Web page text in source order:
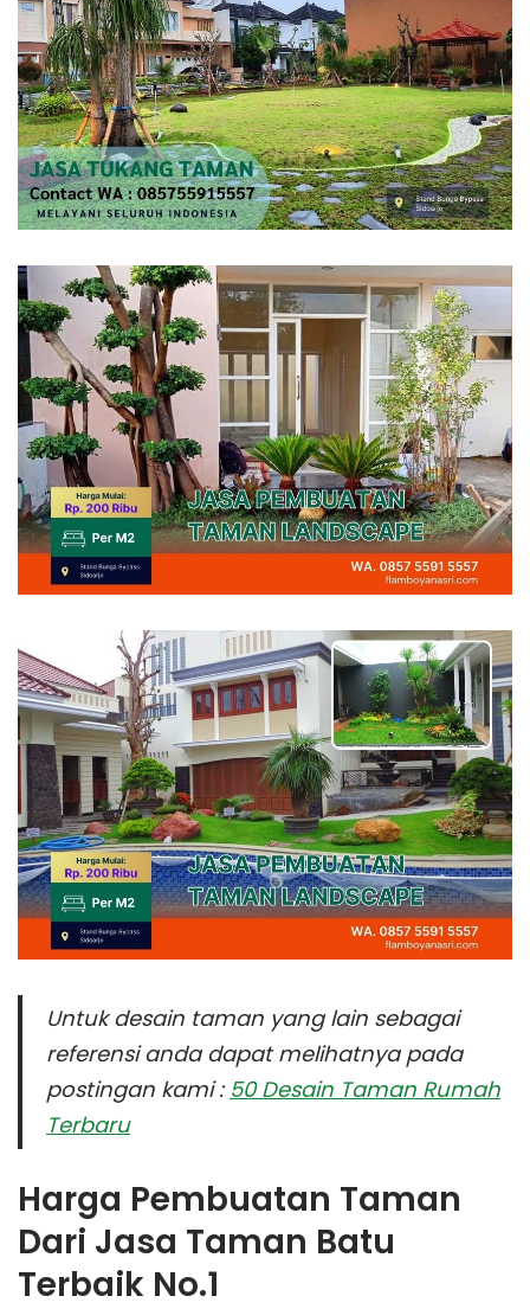
Untuk desain taman yang lain sebagai
referensi anda dapat melihatnya pada
postingan kami : 50 Desain Taman Rumah
Terbaru
Harga Pembuatan Taman
Dari Jasa Taman Batu
Terbaik No.1